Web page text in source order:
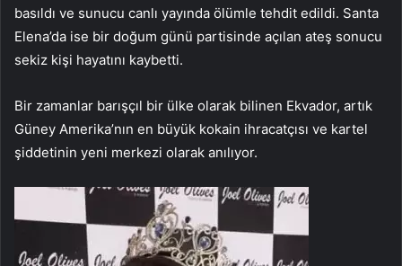
basıldı ve sunucu canlı yayında ölümle tehdit edildi. Santa
Elena’da ise bir doğum günü partisinde açılan ateş sonucu
sekiz kişi hayatını kaybetti.
Bir zamanlar barışçıl bir ülke olarak bilinen Ekvador, artık
Güney Amerika’nın en büyük kokain ihracatçısı ve kartel
şiddetinin yeni merkezi olarak anılıyor.